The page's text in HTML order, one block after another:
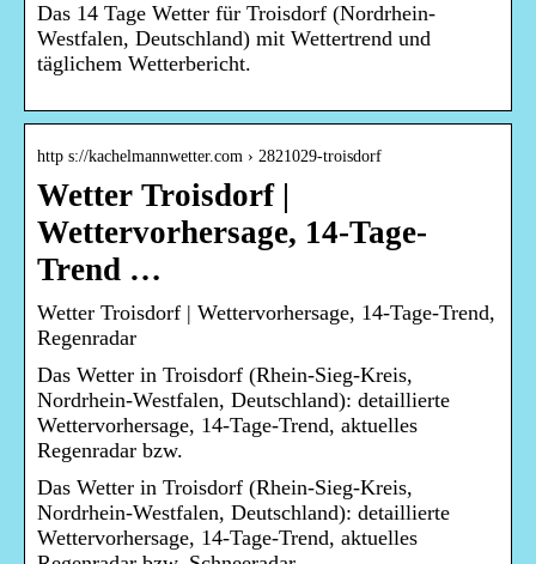
Das 14 Tage Wetter für Troisdorf (Nordrhein-
Westfalen, Deutschland) mit Wettertrend und
täglichem Wetterbericht.
http s://kachelmannwetter.com › 2821029-troisdorf
Wetter Troisdorf |
Wettervorhersage, 14-Tage-
Trend …
Wetter Troisdorf | Wettervorhersage, 14-Tage-Trend,
Regenradar
Das Wetter in Troisdorf (Rhein-Sieg-Kreis,
Nordrhein-Westfalen, Deutschland): detaillierte
Wettervorhersage, 14-Tage-Trend, aktuelles
Regenradar bzw.
Das Wetter in Troisdorf (Rhein-Sieg-Kreis,
Nordrhein-Westfalen, Deutschland): detaillierte
Wettervorhersage, 14-Tage-Trend, aktuelles